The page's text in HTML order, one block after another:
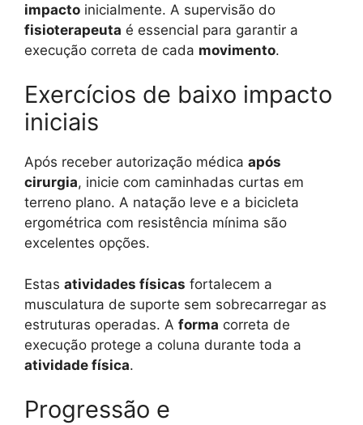
impacto inicialmente. A supervisão do
fisioterapeuta é essencial para garantir a
execução correta de cada movimento.
Exercícios de baixo impacto
iniciais
Após receber autorização médica após
cirurgia, inicie com caminhadas curtas em
terreno plano. A natação leve e a bicicleta
ergométrica com resistência mínima são
excelentes opções.
Estas atividades físicas fortalecem a
musculatura de suporte sem sobrecarregar as
estruturas operadas. A forma correta de
execução protege a coluna durante toda a
atividade física.
Progressão e